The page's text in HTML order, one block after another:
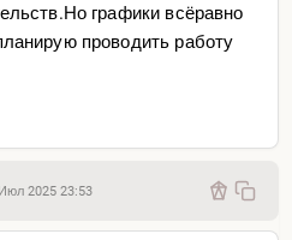
графики всёравно
проводить работу
2025 23:53